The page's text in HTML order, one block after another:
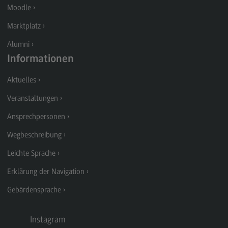
Modulangebot
Berufsperspektiven
Kontakt
Digital Business Management
Modulangebot
Berufsperspektiven
Kontakt
Digitalisierung in der Sozialen Arbeit
Digitalisierung in der Sozialen Arbeit
Modulangebot
Berufsperspektiven
Moodle
Marktplatz
Alumni
Informationen
Aktuelles
Veranstaltungen
Ansprechpersonen
Wegbeschreibung
Leichte Sprache
Erklärung der Navigation
Gebärdensprache
Instagram